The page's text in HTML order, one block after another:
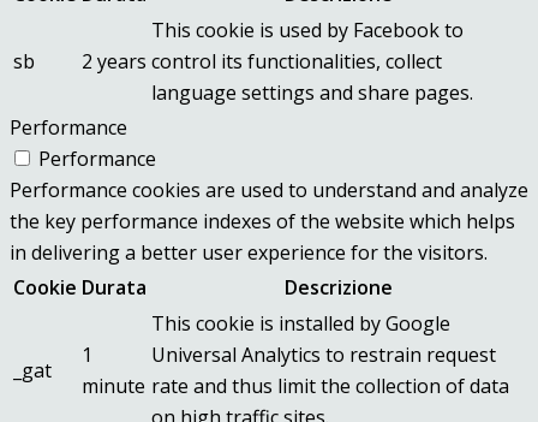
sb 2 years
This cookie is used by Facebook to
control its functionalities, collect
language settings and share pages.
Performance
Performance
Performance cookies are used to understand and analyze
the key performance indexes of the website which helps
in delivering a better user experience for the visitors.
Cookie Durata Descrizione
_gat
1
minute
This cookie is installed by Google
Universal Analytics to restrain request
rate and thus limit the collection of data